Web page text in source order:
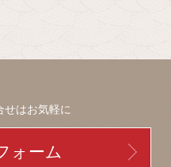
せはお気軽に
ォーム